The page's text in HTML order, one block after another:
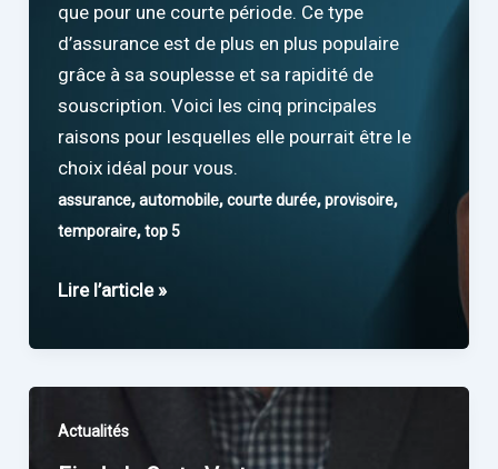
que pour une courte période. Ce type
d’assurance est de plus en plus populaire
grâce à sa souplesse et sa rapidité de
souscription. Voici les cinq principales
raisons pour lesquelles elle pourrait être le
choix idéal pour vous.
assurance,automobile,courte durée,provisoire,
temporaire,top 5
Top
des
raisons
choisir
Lire l’article »
Actualités